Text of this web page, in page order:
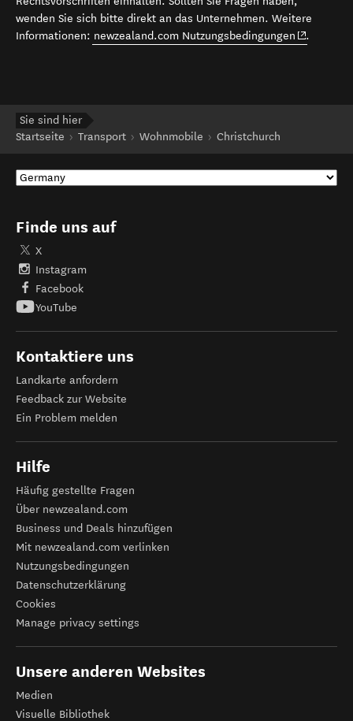
wenden Sie sich bitte direkt an das Unternehmen. Weitere
Informationen: newzealand.com Nutzungsbedingungen (opens in
.
Sie sind hier
Startseite
Transport Wohnmobile Christchurch
Finde uns auf
X
Instagram
Facebook
YouTube
Kontaktiere uns
Landkarte anfordern
Feedback zur Website
Ein Problem melden
Hilfe
Häufig gestellte Fragen
Über newzealand.com
Business und Deals hinzufügen
Mit newzealand.com verlinken
Nutzungsbedingungen
Datenschutzerklärung
Cookies
Manage privacy settings
Unsere anderen Websites
Medien
Visuelle Bibliothek